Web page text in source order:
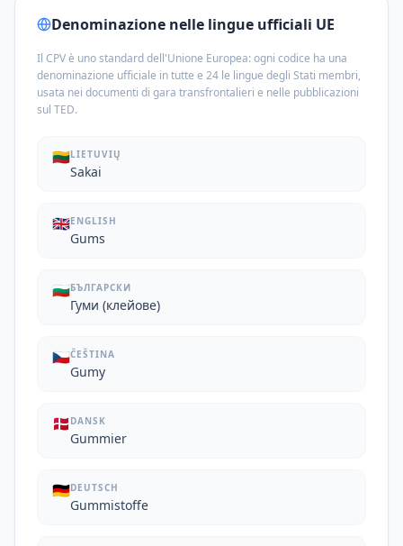
Denominazione nelle lingue ufficiali UE
Il CPV è uno standard dell'Unione Europea: ogni codice ha una
denominazione ufficiale in tutte e 24 le lingue degli Stati membri,
usata nei documenti di gara transfrontalieri e nelle pubblicazioni
sul TED.
🇱🇹LIETUVIŲ
Sakai
🇬🇧ENGLISH
Gums
🇧🇬БЪЛГАРСКИ
Гуми (клейове)
🇨🇿ČEŠTINA
Gumy
🇩🇰 DANSK
Gummier
🇩🇪DEUTSCH
Gummistoffe